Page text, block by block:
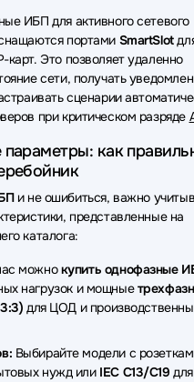
питания (ИБП -
Borri
питания (ИБП -
Delta Battery
питания (ИБП -
питания (ИБП -
VOLTA
питания (ИБП -
питания (ИБП -
Schneider Electric
питания (ИБП -
CBR
ИБП для активного сетевого
портами SmartSlot
карт. Это позволяет удаленно
сети, получать
сценарии
при критическом разряде
параметры: как
и не ошибиться, важно
представленные на
каталога:
можнокупить однофазные
нагрузок и мощные
для ЦОД и
Выбирайте модели с
нужд или IEC C13/C19 для